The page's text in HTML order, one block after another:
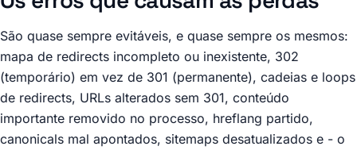
São quase sempre evitáveis, e quase sempre os mesmos:
mapa de redirects incompleto ou inexistente, 302
(temporário) em vez de 301 (permanente), cadeias e loops
de redirects, URLs alterados sem 301, conteúdo
importante removido no processo, hreflang partido,
canonicals mal apontados, sitemaps desatualizados e - o